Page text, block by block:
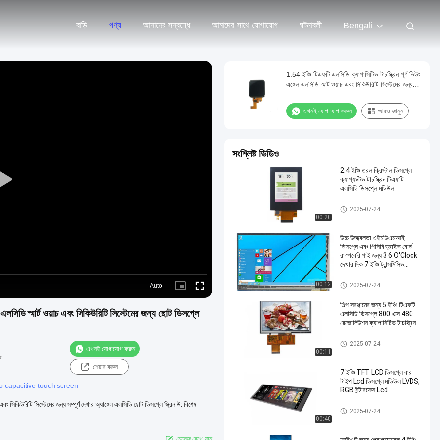
বাড়ি পণ্য আমাদের সম্বন্ধে আমাদের সাথে যোগাযোগ ঘটনাবলী Bengali
Play
Auto
Picture- Fullscreen
স্মার্ট ওয়াচ এবং সিকিউরিটি সিস্টেমের জন্য ছোট ডিসপ্লে
এখনই যোগাযোগ করুন
শেয়ার করুন
capacitive touch screen
সিস্টেমের জন্য সম্পূর্ণ দেখার অ্যাঙ্গেল এলসিডি ছোট ডিসপ্লে স্ক্রিন উ: বিশেষ
মেসেজ রেখে যান
1.54 ইঞ্চি টিএফটি এলসিডি ক্যাপাসিটিভ টাচস্ক্রিন পূর্ণ ভিউং
এঙ্গেল এলসিডি স্মার্ট ওয়াচ এবং সিকিউরিটি সিস্টেমের জন্য
এখনই যোগাযোগ করুন আরও জানুন
সংশ্লিষ্ট ভিডিও
00:20
2.4 ইঞ্চি তরল ক্রিস্টাল ডিসপ্লে
ক্যাপ্যাক্টিভ টাচস্ক্রিন টিএফটি
এলসিডি ডিসপ্লে মডিউল
টিএফটি এলসিডি ক্যাপ্যাসিটিভ টাচস্ক্রিন
2025-07-24
00:12
উচ্চ উজ্জ্বলতা এইচডিএমআই
ডিসপ্লে এবং পিসিবি ড্রাইভ বোর্ড
রাস্পবেরি পাই জন্য 3 6 O'Clock
দেখার দিক 7 ইঞ্চি ট্রান্সমিসিভ
টিএফটি এলসিডি ক্যাপ্যাসিটিভ টাচস্ক্রিন
2025-07-24
00:11
শিল্প সরঞ্জামের জন্য 5 ইঞ্চি টিএফটি
এলসিডি ডিসপ্লে 800 এক্স 480
রেজোলিউশন ক্যাপাসিটিভ টাচস্ক্রিন
টিএফটি এলসিডি ক্যাপ্যাসিটিভ টাচস্ক্রিন
2025-07-24
00:40
7 ইঞ্চি TFT LCD ডিসপ্লে বার
টাইপ Lcd ডিসপ্লে মডিউল LVDS,
RGB ইন্টারফেস Lcd
টিএফটি এলসিডি ক্যাপ্যাসিটিভ টাচস্ক্রিন
2025-07-24